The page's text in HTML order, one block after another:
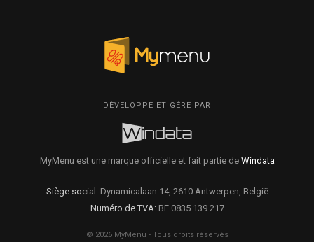
DÉVELOPPÉ ET GÉRÉ PAR
MyMenu est une marque officielle et fait partie de Windata
Siège social:Dynamicalaan 14, 2610 Antwerpen, België
Numéro de TVA:BE 0835.139.217
© 2026 MyMenu - Tous droits réservés